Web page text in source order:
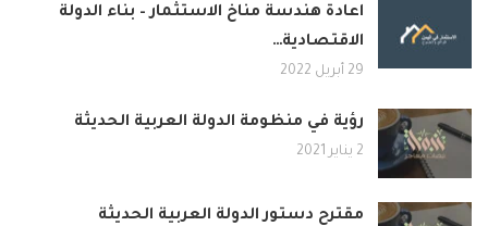
اعادة هندسة مناخ الاستثمار – بناء الدولة
الاقتصادية…
29 أبريل 2022
رؤية في منظومة الدولة العربية الحديثة
2 يناير 2021
مقترح دستور الدولة العربية الحديثة